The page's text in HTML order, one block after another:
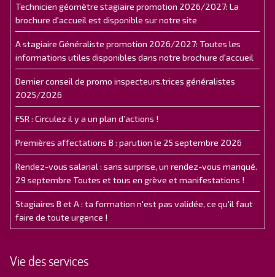
Technicien géomètre stagiaire promotion 2026/2027: La
brochure d'accueil est disponible sur notre site
A stagiaire Généraliste promotion 2026/2027: Toutes les
informations utiles disponibles dans notre brochure d'accueil
Dernier conseil de promo inspecteurs.trices généralistes
2025/2026
FSR : Circulez il y a un plan d’actions !
Premières affectations B : parution le 25 septembre 2026
Rendez-vous salarial : sans surprise, un rendez-vous manqué.
29 septembre Toutes et tous en grève et manifestations !
Stagiaires B et A : ta formation n'est pas validée, ce qu'il faut
faire de toute urgence !
Vie des services